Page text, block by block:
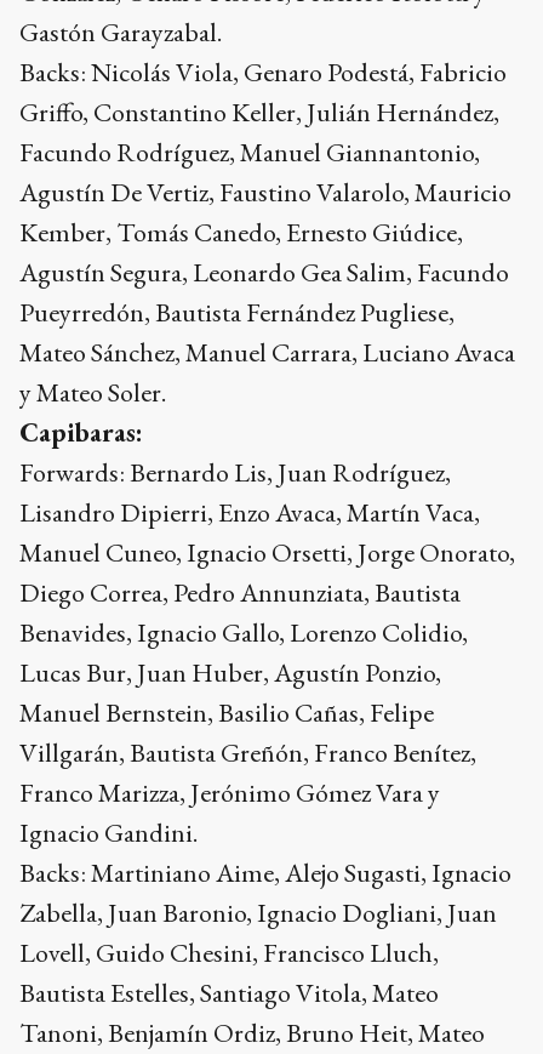
Gastón Garayzabal.
Backs: Nicolás Viola, Genaro Podestá, Fabricio
Griffo, Constantino Keller, Julián Hernández,
Facundo Rodríguez, Manuel Giannantonio,
Agustín De Vertiz, Faustino Valarolo, Mauricio
Kember, Tomás Canedo, Ernesto Giúdice,
Agustín Segura, Leonardo Gea Salim, Facundo
Pueyrredón, Bautista Fernández Pugliese,
Mateo Sánchez, Manuel Carrara, Luciano Avaca
y Mateo Soler.
Capibaras:
Forwards: Bernardo Lis, Juan Rodríguez,
Lisandro Dipierri, Enzo Avaca, Martín Vaca,
Manuel Cuneo, Ignacio Orsetti, Jorge Onorato,
Diego Correa, Pedro Annunziata, Bautista
Benavides, Ignacio Gallo, Lorenzo Colidio,
Lucas Bur, Juan Huber, Agustín Ponzio,
Manuel Bernstein, Basilio Cañas, Felipe
Villgarán, Bautista Greñón, Franco Benítez,
Franco Marizza, Jerónimo Gómez Vara y
Ignacio Gandini.
Backs: Martiniano Aime, Alejo Sugasti, Ignacio
Zabella, Juan Baronio, Ignacio Dogliani, Juan
Lovell, Guido Chesini, Francisco Lluch,
Bautista Estelles, Santiago Vitola, Mateo
Tanoni, Benjamín Ordiz, Bruno Heit, Mateo